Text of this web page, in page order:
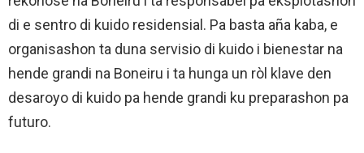
di e sentro di kuido residensial. Pa basta aña kaba, e
organisashon ta duna servisio di kuido i bienestar na
hende grandi na Boneiru i ta hunga un ròl klave den
desaroyo di kuido pa hende grandi ku preparashon pa
futuro.